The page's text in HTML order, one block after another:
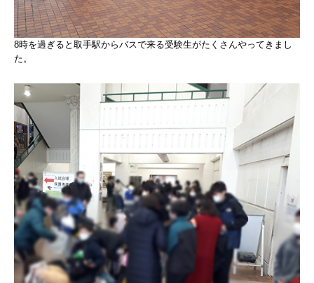
8時を過ぎると取手駅からバスで来る受験生がたくさんやってきまし
た。